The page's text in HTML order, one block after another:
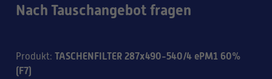
Nach Tauschangebot fragen
Produkt: TASCHENFILTER 287x490-540/4 ePM1 60%
(F7)